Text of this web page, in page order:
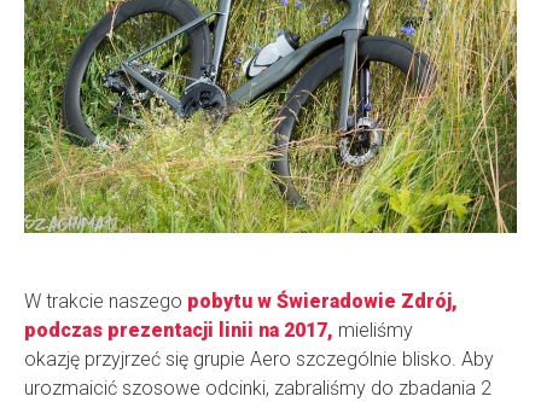
W trakcie naszego pobytu w Świeradowie Zdrój,
podczas prezentacji linii na 2017, mieliśmy
okazję przyjrzeć się grupie Aero szczególnie blisko. Aby
urozmaicić szosowe odcinki, zabraliśmy do zbadania 2